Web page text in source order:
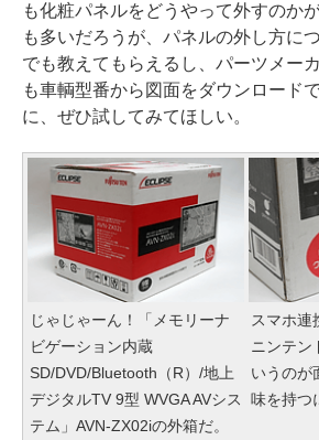
も化粧パネルをどうやって外すのか
も多いだろうが、パネルの外し方に
でも教えてもらえるし、パーツメー
も車輌型番から図面をダウンロード
に、ぜひ試してみてほしい。
じゃじゃーん！「メモリーナ
ビゲーション内蔵
SD/DVD/Bluetooth（R）/地上
デジタルTV 9型 WVGA AVシス
テム」AVN-ZX02iの外箱だ。
スマホ連
ニンテン
いうのが
味を持つ